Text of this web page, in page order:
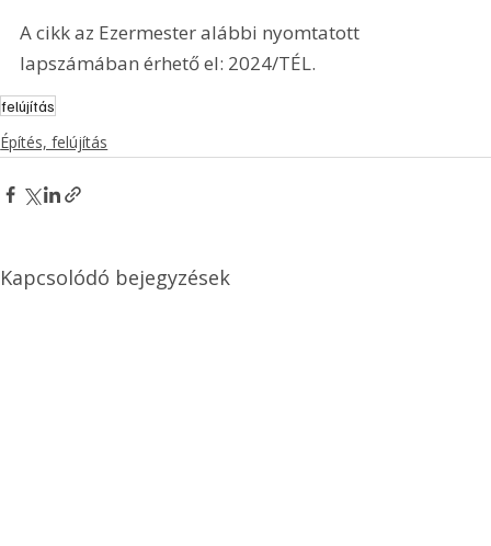
A cikk az Ezermester alábbi nyomtatott
lapszámában érhető el: 2024/TÉL.
felújítás
Építés, felújítás
Kapcsolódó bejegyzések